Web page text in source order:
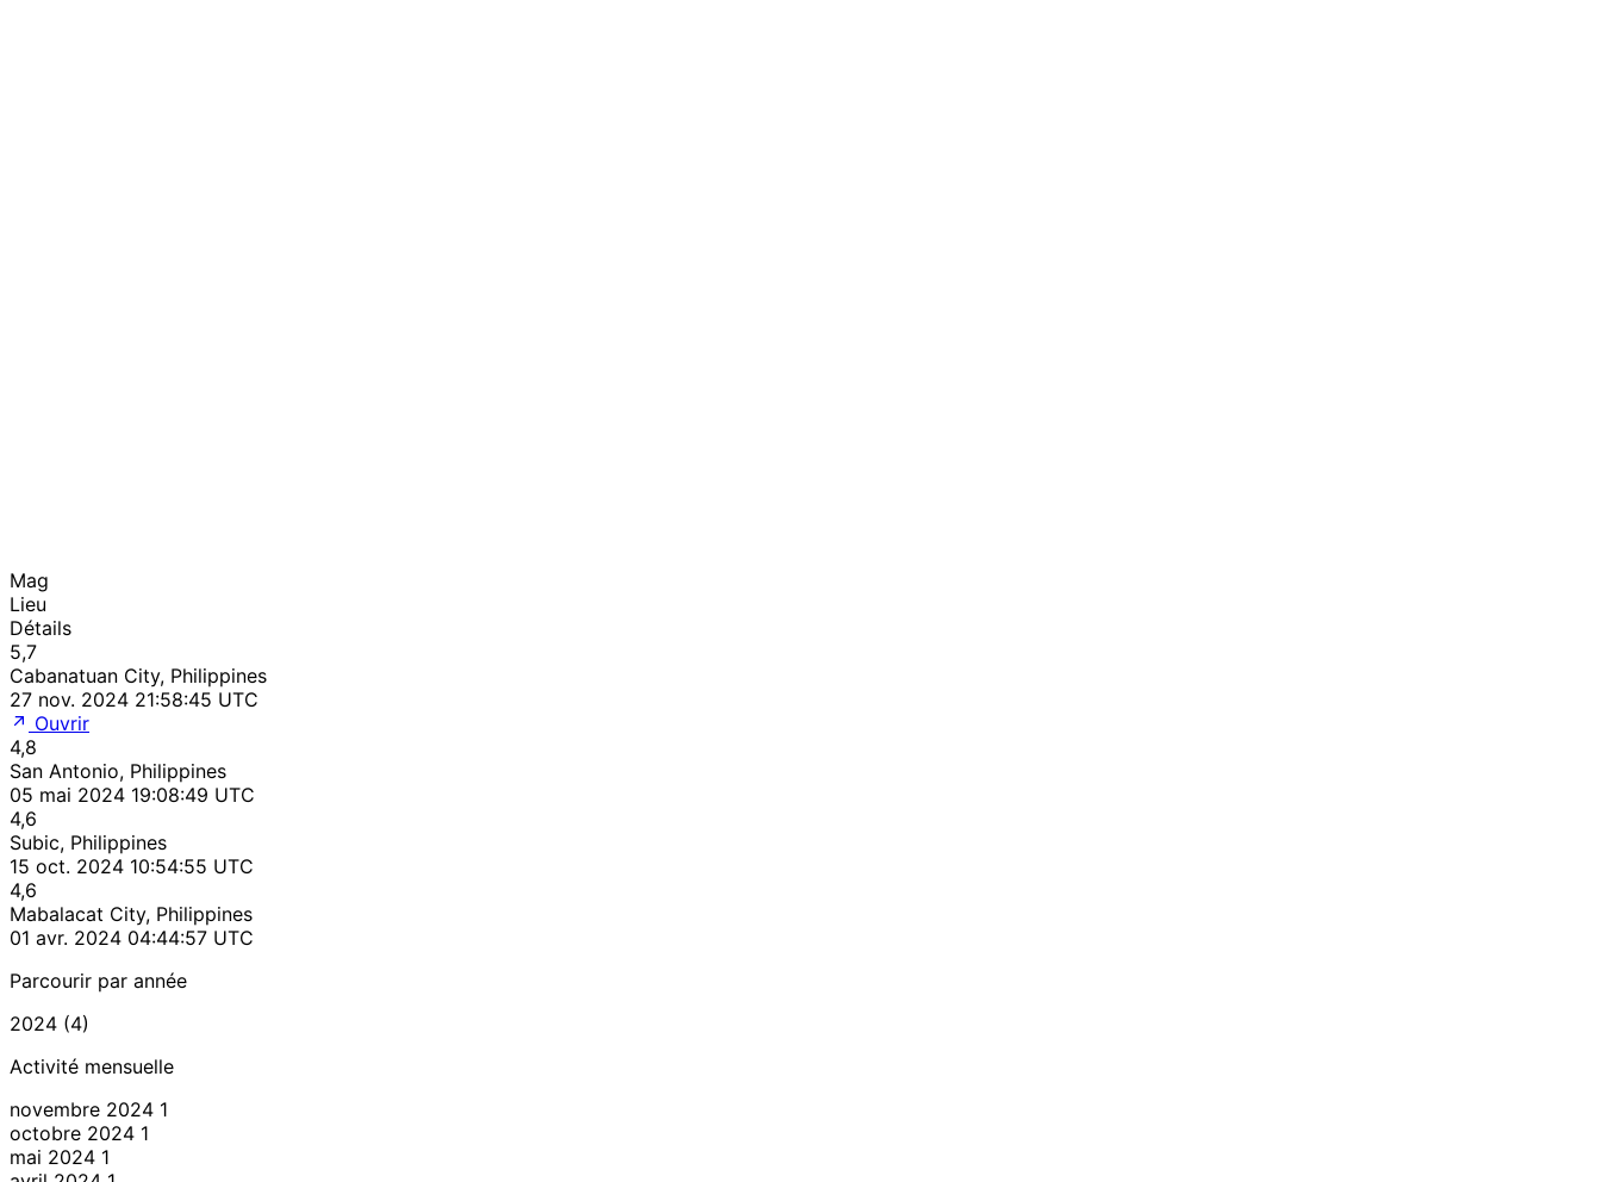
Mag
Lieu
Détails
5,7
Cabanatuan City, Philippines
27 nov. 2024 21:58:45 UTC
Ouvrir
4,8
San Antonio, Philippines
05 mai 2024 19:08:49 UTC
4,6
Subic, Philippines
15 oct. 2024 10:54:55 UTC
4,6
Mabalacat City, Philippines
01 avr. 2024 04:44:57 UTC
Parcourir par année
2024 (4)
Activité mensuelle
novembre 2024 1
octobre 2024 1
mai 2024 1